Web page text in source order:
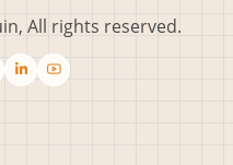
All rights reserved.